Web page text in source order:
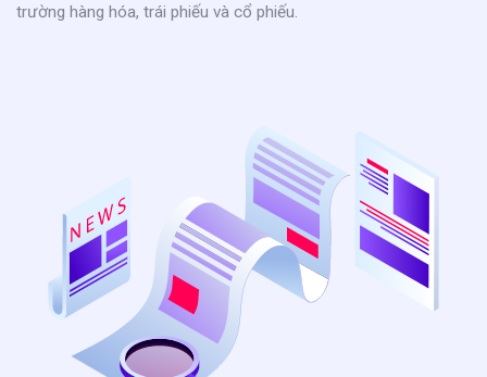
trường hàng hóa, trái phiếu và cổ phiếu.